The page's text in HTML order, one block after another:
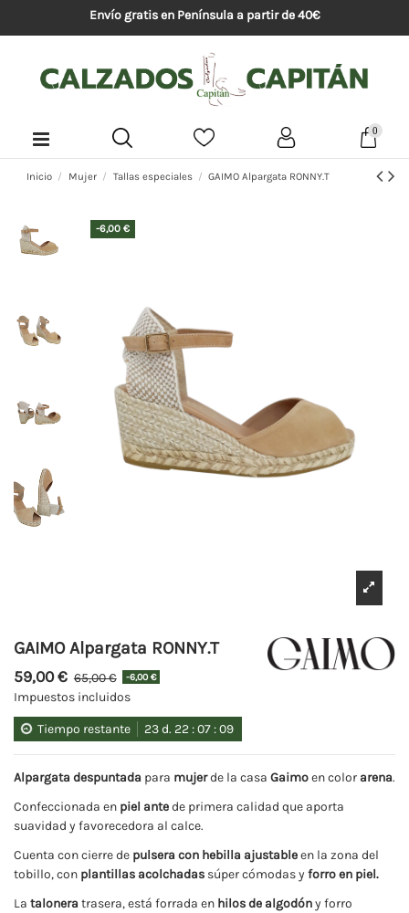
Envío gratis en Península a partir de 40€
0
Inicio Mujer Tallas especiales GAIMO Alpargata RONNY.T
-6,00 €
GAIMO Alpargata RONNY.T
59,00 € 65,00 € -6,00 €
Impuestos incluidos
Tiempo restante 23d. 22 :07 :09
Alpargata despuntada para mujerde la casa Gaimoen color arena.
Confeccionada en piel antede primera calidad que aporta
suavidad y favorecedora al calce.
Cuenta con cierre de pulsera con hebilla ajustableen la zona del
tobillo, con plantillas acolchadas súper cómodas y forro en piel.
La talonera trasera, está forrada en hilos de algodóny forro